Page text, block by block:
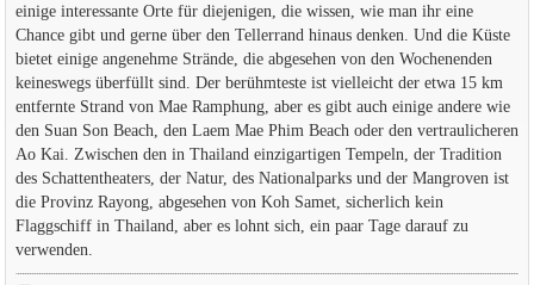
einige interessante Orte für diejenigen, die wissen, wie man ihr eine
Chance gibt und gerne über den Tellerrand hinaus denken. Und die Küste
bietet einige angenehme Strände, die abgesehen von den Wochenenden
keineswegs überfüllt sind. Der berühmteste ist vielleicht der etwa 15 km
entfernte Strand von Mae Ramphung, aber es gibt auch einige andere wie
den Suan Son Beach, den Laem Mae Phim Beach oder den vertraulicheren
Ao Kai. Zwischen den in Thailand einzigartigen Tempeln, der Tradition
des Schattentheaters, der Natur, des Nationalparks und der Mangroven ist
die Provinz Rayong, abgesehen von Koh Samet, sicherlich kein
Flaggschiff in Thailand, aber es lohnt sich, ein paar Tage darauf zu
verwenden.